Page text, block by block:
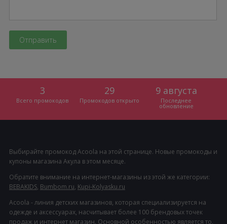
3
Всего промокодов
29
Промокодов открыто
9 августа
Последнее
обновление
Выбирайте промокод Acoola на этой странице. Новые промокоды и
купоны магазина Акула в этом месяце.
Обратите внимание на интернет-магазины из этой же категории:
BEBAKIDS, Bumbom.ru, Kupi-Kolyasku.ru
Acoola - линия детских магазинов, которая специализируется на
одежде и аксессуарах, насчитывает более 100 брендовых точек
продаж и интернет магазин. Основной особенностью является то,